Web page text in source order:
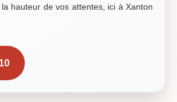
hauteur de vos attentes, ici à Xanton